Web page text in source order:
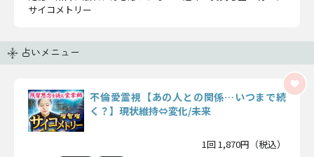
サイコメトリー
占いメニュー
不倫愛霊視【あの人との関係…いつまで続
く？】現状維持⇔変化/未来
1回 1,870円（税込）